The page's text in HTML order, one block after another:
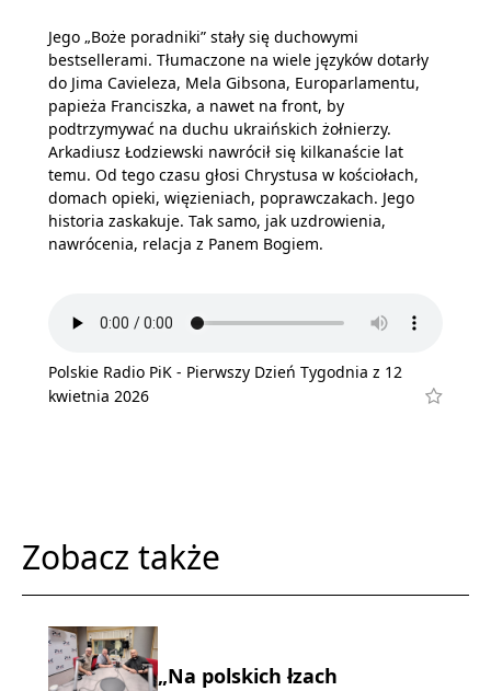
Jego „Boże poradniki” stały się duchowymi
bestsellerami. Tłumaczone na wiele języków dotarły
do Jima Cavieleza, Mela Gibsona, Europarlamentu,
papieża Franciszka, a nawet na front, by
podtrzymywać na duchu ukraińskich żołnierzy.
Arkadiusz Łodziewski nawrócił się kilkanaście lat
temu. Od tego czasu głosi Chrystusa w kościołach,
domach opieki, więzieniach, poprawczakach. Jego
historia zaskakuje. Tak samo, jak uzdrowienia,
nawrócenia, relacja z Panem Bogiem.
Polskie Radio PiK - Pierwszy Dzień Tygodnia z 12
kwietnia 2026
Zobacz także
„Na polskich łzach